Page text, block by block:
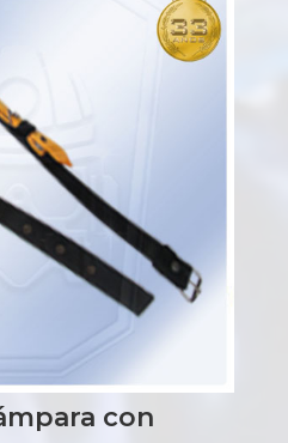
con